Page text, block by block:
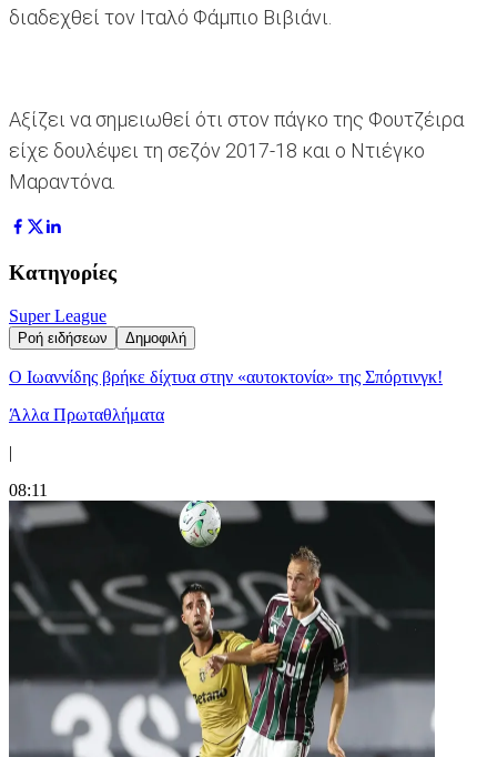
διαδεχθεί τον Ιταλό Φάμπιο Βιβιάνι.
Αξίζει να σημειωθεί ότι στον πάγκο της Φουτζέιρα
είχε δουλέψει τη σεζόν 2017-18 και ο Ντιέγκο
Μαραντόνα.
Κατηγορίες
Super League
Ροή ειδήσεων Δημοφιλή
Ο Ιωαννίδης βρήκε δίχτυα στην «αυτοκτονία» της Σπόρτινγκ!
Άλλα Πρωταθλήματα
|
08:11